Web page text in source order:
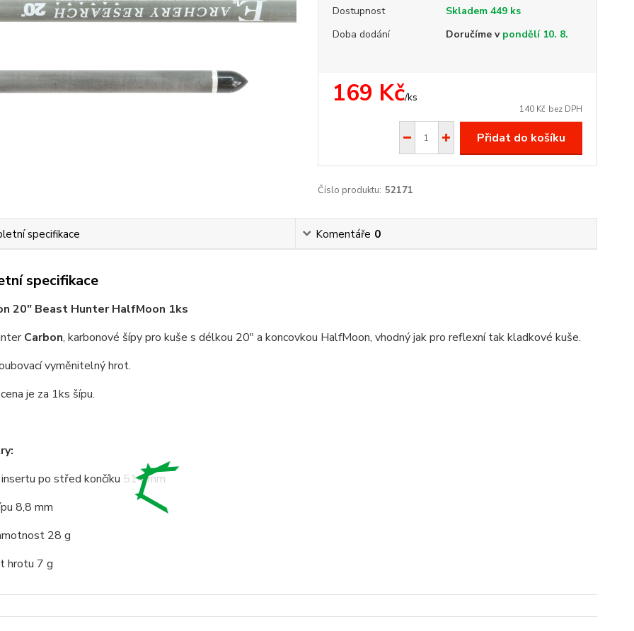
Dostupnost
Skladem 449 ks
Doba dodání
Doručíme v pondělí 10. 8.
169 Kč/ks
140 Kč bez DPH
Přidat do košíku
Číslo produktu: 52171
specifikace Komentáře 0
specifikace
20" Beast Hunter HalfMoon 1ks
Carbon, karbonové šípy pro kuše s délkou 20" a koncovkou HalfMoon, vhodný jak pro reflexní tak kladkové kuše.
vyměnitelný hrot.
je za 1ks šípu.
po střed končíku 514 mm
8,8 mm
28 g
hrotu 7 g